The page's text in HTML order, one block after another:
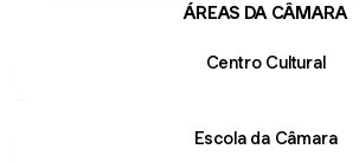
ÁREAS DA CÂMARA
Centro Cultural
Escola da Câmara